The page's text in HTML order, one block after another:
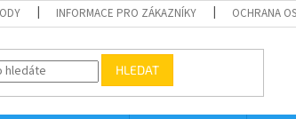
INFORMACE PRO ZÁKAZNÍKY OCHRANA
HLEDAT